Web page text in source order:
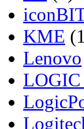
KME
Lenovo